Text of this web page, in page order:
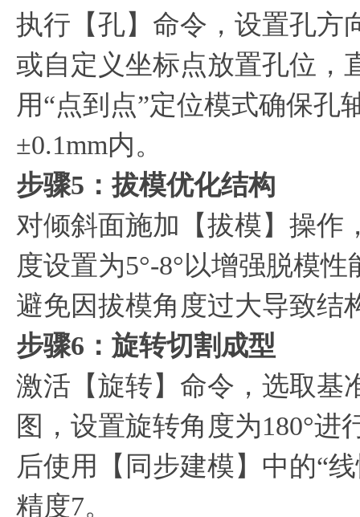
执行【孔】命令，设置孔方
或自定义坐标点放置孔位，
用“点到点”定位模式确保孔
±0.1mm内。
步骤5：拔模优化结构
对倾斜面施加【拔模】操作
度设置为5°-8°以增强脱模
避免因拔模角度过大导致结
步骤6：旋转切割成型
激活【旋转】命令，选取基
图，设置旋转角度为180°
后使用【同步建模】中的“
精度7。